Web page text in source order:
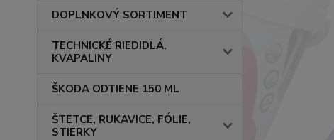
DOPLNKOVÝ SORTIMENT
TECHNICKÉ RIEDIDLÁ,
KVAPALINY
ŠKODA ODTIENE 150 ML
ŠTETCE, RUKAVICE, FÓLIE,
STIERKY